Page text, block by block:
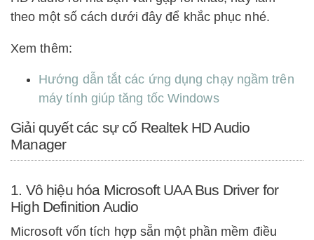
theo một số cách dưới đây để khắc phục nhé.
Xem thêm:
Hướng dẫn tắt các ứng dụng chạy ngầm trên
máy tính giúp tăng tốc Windows
Giải quyết các sự cố Realtek HD Audio
Manager
1. Vô hiệu hóa Microsoft UAA Bus Driver for
High Definition Audio
Microsoft vốn tích hợp sẵn một phần mềm điều